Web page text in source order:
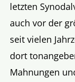
letzten
auch vor der
seit vielen
dort
Mahnungen